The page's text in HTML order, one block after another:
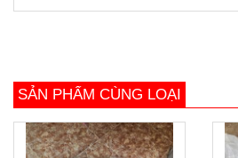
SẢN PHẨM CÙNG LOẠI